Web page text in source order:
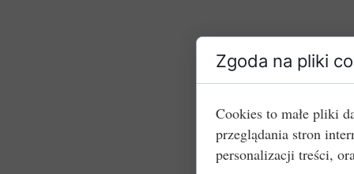
Zgoda na pliki
Cookies to małe pliki
przeglądania stron
personalizacji treści,